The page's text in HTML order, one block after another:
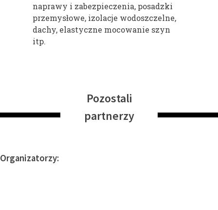
naprawy i zabezpieczenia, posadzki
przemysłowe, izolacje wodoszczelne,
dachy, elastyczne mocowanie szyn
itp.
Pozostali
partnerzy
Organizatorzy: